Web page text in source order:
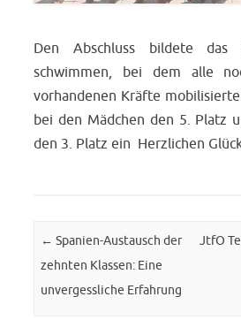
Den Abschluss bildete das
schwimmen, bei dem alle
vorhandenen Kräfte
bei den Mädchen den 5. Platz
den 3. Platz ein Herzlichen
Post navigation
← Spanien-Austausch der
zehnten Klassen: Eine
unvergessliche Erfahrung
JtfO